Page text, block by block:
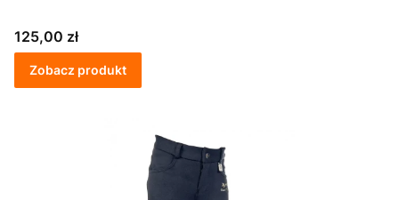
Cena
125,00 zł
Zobacz produkt